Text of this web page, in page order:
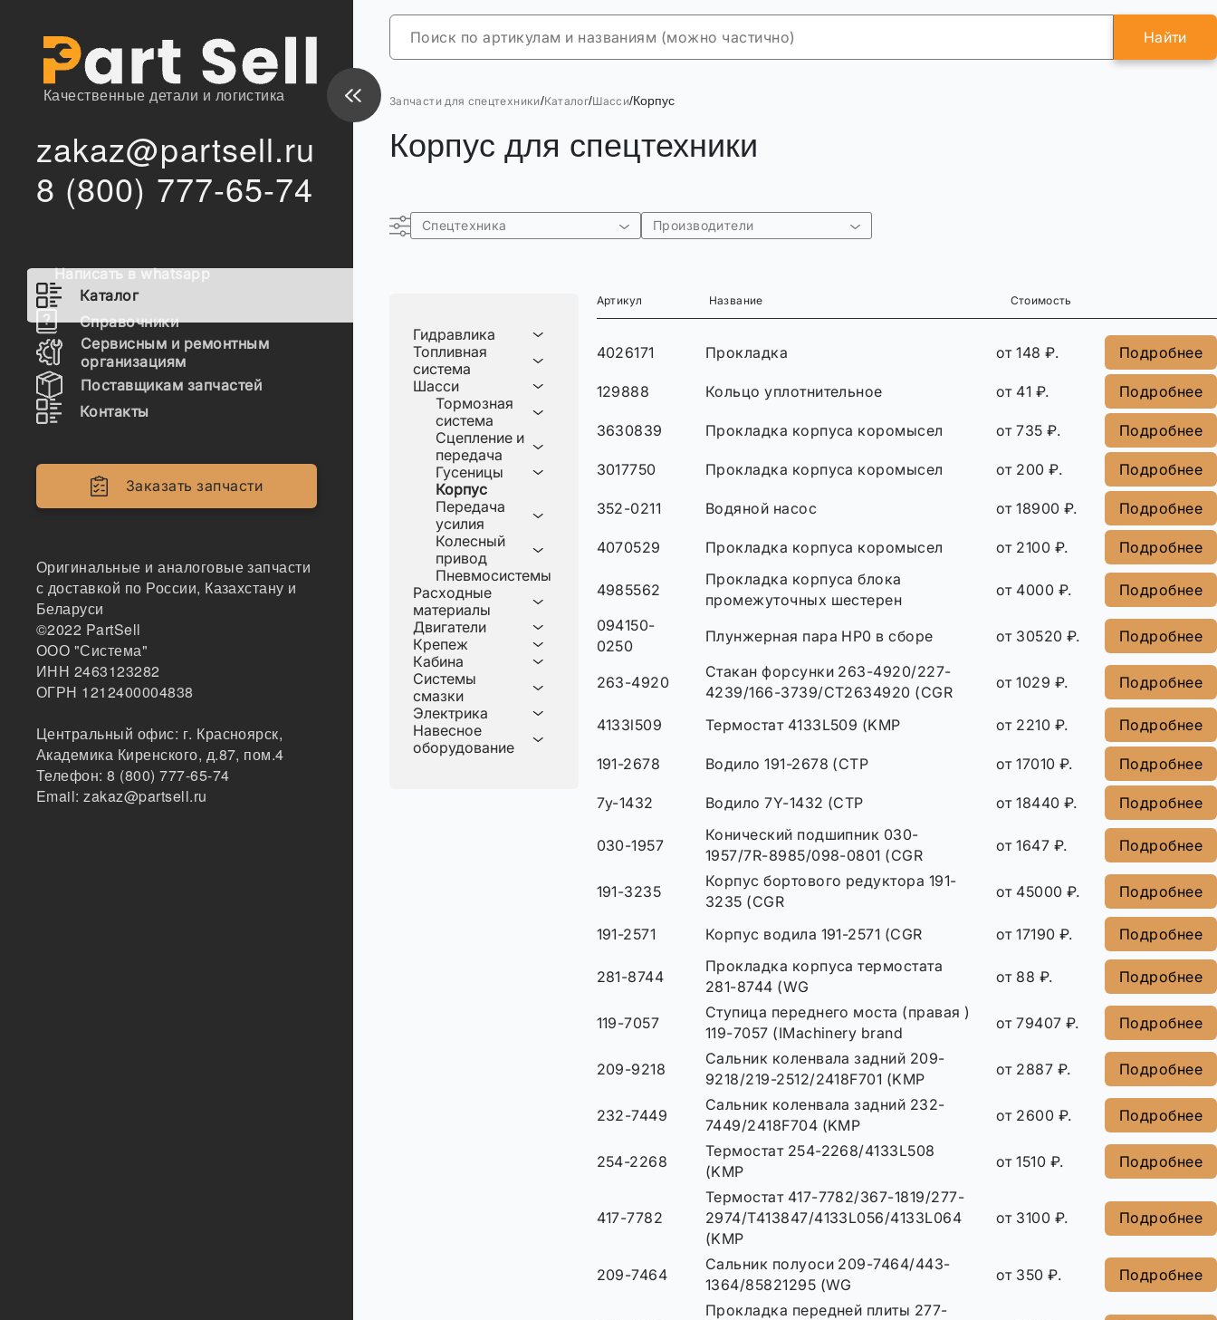
Качественные детали и логистика
zakaz@partsell.ru
8 (800) 777-65-74
Написать в whatsapp
Каталог
Справочники
Сервисным и ремонтным
организациям
Поставщикам запчастей
Контакты
Заказать запчасти
Оригинальные и аналоговые запчасти
с доставкой по России, Казахстану и
Беларуси
©2022 PartSell
ООО "Система"
ИНН 2463123282
ОГРН 1212400004838
Центральный офис: г. Красноярск,
Академика Киренского, д.87, пом.4
Телефон:8 (800) 777-65-74
Email:zakaz@partsell.ru
Найти
Запчасти для спецтехники/Каталог/Шасси/Корпус
Корпус для спецтехники
Гидравлика
Топливная
система
Шасси
Тормозная
система
Сцепление и
передача
Гусеницы
Корпус
Передача
усилия
Колесный
привод
Пневмосистемы
Расходные
материалы
Двигатели
Крепеж
Кабина
Системы
смазки
Электрика
Навесное
оборудование
Спецтехника Производители
Артикул Название Стоимость
4026171 Прокладка от 148 ₽. Подробнее
129888 Кольцо уплотнительное от 41 ₽. Подробнее
3630839 Прокладка корпуса коромысел от 735 ₽. Подробнее
3017750 Прокладка корпуса коромысел от 200 ₽. Подробнее
352-0211 Водяной насос от 18900 ₽. Подробнее
4070529 Прокладка корпуса коромысел от 2100 ₽. Подробнее
4985562
Прокладка корпуса блока
промежуточных шестерен
от 4000 ₽.
Подробнее
094150-
0250
Плунжерная пара HP0 в сборе от 30520 ₽. Подробнее
263-4920
Стакан форсунки 263-4920/227-
4239/166-3739/CT2634920 (CGR
от 1029 ₽. Подробнее
4133l509 Термостат 4133L509 (KMP от 2210 ₽. Подробнее
191-2678 Водило 191-2678 (CTP от 17010 ₽. Подробнее
7y-1432 Водило 7Y-1432 (CTP от 18440 ₽. Подробнее
030-1957
Конический подшипник 030-
1957/7R-8985/098-0801 (CGR
от 1647 ₽. Подробнее
191-3235
Корпус бортового редуктора 191-
3235 (CGR
от 45000 ₽. Подробнее
191-2571 Корпус водила 191-2571 (CGR от 17190 ₽. Подробнее
281-8744
Прокладка корпуса термостата
281-8744 (WG
от 88 ₽. Подробнее
119-7057
Ступица переднего моста (правая )
119-7057 (IMachinery brand
от 79407 ₽. Подробнее
209-9218
Сальник коленвала задний 209-
9218/219-2512/2418F701 (KMP
от 2887 ₽. Подробнее
232-7449
Сальник коленвала задний 232-
7449/2418F704 (KMP
от 2600 ₽. Подробнее
254-2268
Термостат 254-2268/4133L508
(KMP
от 1510 ₽. Подробнее
417-7782
Термостат 417-7782/367-1819/277-
2974/T413847/4133L056/4133L064
(KMP
от 3100 ₽. Подробнее
209-7464
Сальник полуоси 209-7464/443-
1364/85821295 (WG
от 350 ₽. Подробнее
Прокладка передней плиты 277-